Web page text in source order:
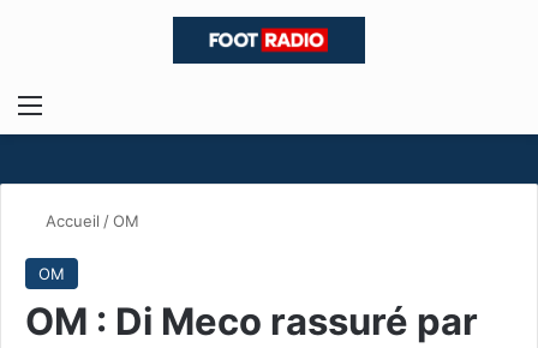
Menu
Accueil /OM
OM
OM : Di Meco rassuré par